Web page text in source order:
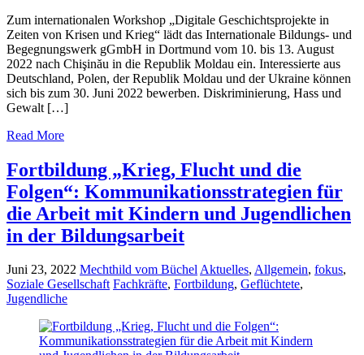
Zum internationalen Workshop „Digitale Geschichtsprojekte in
Zeiten von Krisen und Krieg“ lädt das Internationale Bildungs- und
Begegnungswerk gGmbH in Dortmund vom 10. bis 13. August
2022 nach Chişinău in die Republik Moldau ein. Interessierte aus
Deutschland, Polen, der Republik Moldau und der Ukraine können
sich bis zum 30. Juni 2022 bewerben. Diskriminierung, Hass und
Gewalt […]
Read More
Fortbildung „Krieg, Flucht und die
Folgen“: Kommunikationsstrategien für
die Arbeit mit Kindern und Jugendlichen
in der Bildungsarbeit
Juni 23, 2022 Mechthild vom BüchelAktuelles, Allgemein, fokus,
Soziale Gesellschaft Fachkräfte, Fortbildung, Geflüchtete,
Jugendliche